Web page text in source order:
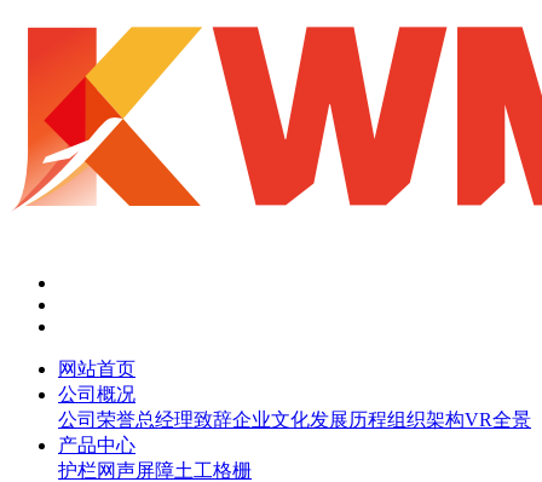
网站首页
公司概况
公司荣誉总经理致辞企业文化发展历程组织架构VR全景
产品中心
护栏网声屏障土工格栅